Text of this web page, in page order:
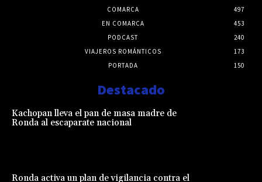
COMARCA
497
EN COMARCA
453
PODCAST
240
VIAJEROS ROMÁNTICOS
173
PORTADA
150
Destacado
Kachopan lleva el pan de masa madre de
Ronda al escaparate nacional
Ronda activa un plan de vigilancia contra el